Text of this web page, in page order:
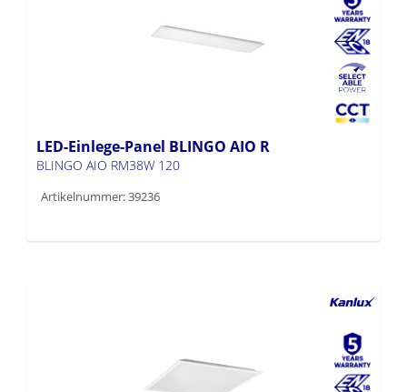
LED-Einlege-Panel BLINGO AIO R
BLINGO AIO RM38W 120
Artikelnummer: 39236